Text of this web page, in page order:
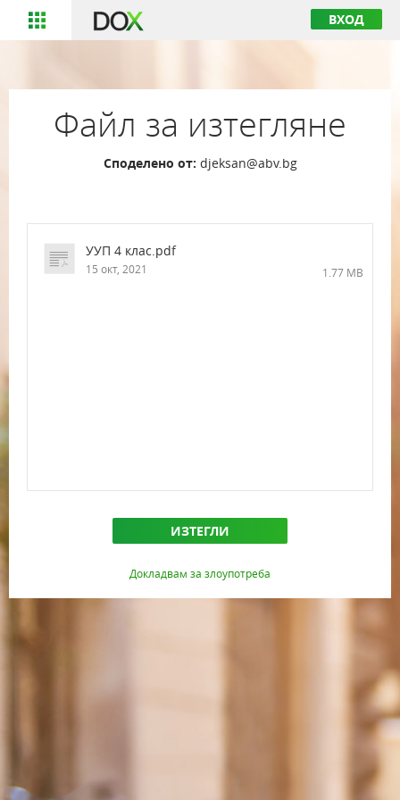
ВХОД
Файл за изтегляне
Споделено от: djeksan@abv.bg
УУП 4 клас.pdf
15 окт, 2021 1.77 MB
ИЗТЕГЛИ
Докладвам за злоупотреба